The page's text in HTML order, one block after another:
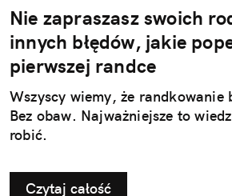
Nie zapraszasz swoich
innych błędów, jakie
pierwszej randce
Wszyscy wiemy, że randkowanie
Bez obaw. Najważniejsze to
robić.
Czytaj całość